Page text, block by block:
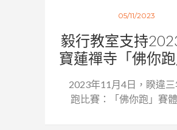
05/11/2023
毅行教室支持
寶蓮禪寺「佛你跑
2023年11月4日，睽違
跑比賽：「佛你跑」賽